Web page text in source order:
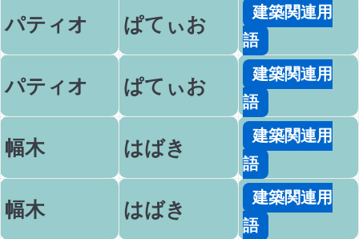
パティオ ぱてぃお
建築関連用
語
パティオ ぱてぃお
建築関連用
語
幅木 はばき
建築関連用
語
幅木 はばき
建築関連用
語